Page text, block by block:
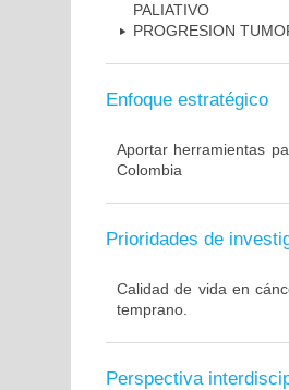
PALIATIVO
PROGRESION
Enfoque estratégico
Aportar herramientas
Colombia
Prioridades de
Calidad de vida en
temprano.
Perspectiva